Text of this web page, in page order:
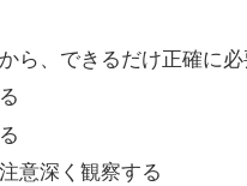
ら、できるだけ正確に
意深く観察する